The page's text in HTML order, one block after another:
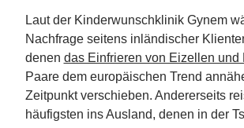
Laut der Kinderwunschklinik Gynem
Nachfrage seitens inländischer
denen das Einfrieren von Eizellen und
Paare dem europäischen Trend
Zeitpunkt verschieben. Andererseits
häufigsten ins Ausland, denen in der